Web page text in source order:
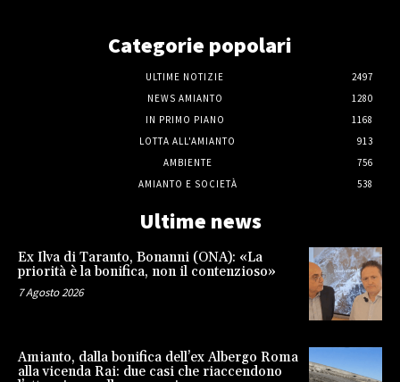
Categorie popolari
ULTIME NOTIZIE
2497
NEWS AMIANTO
1280
IN PRIMO PIANO
1168
LOTTA ALL'AMIANTO
913
AMBIENTE
756
AMIANTO E SOCIETÀ
538
Ultime news
Ex Ilva di Taranto, Bonanni (ONA): «La
priorità è la bonifica, non il contenzioso»
7 Agosto 2026
Amianto, dalla bonifica dell’ex Albergo Roma
alla vicenda Rai: due casi che riaccendono